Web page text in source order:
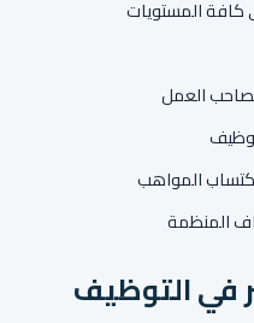
كافة المستويات
لصاحب العمل
اكتساب المواهب
المنظمة
في التوظيف